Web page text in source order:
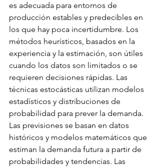
es adecuada para entornos de
producción estables y predecibles en
los que hay poca incertidumbre. Los
métodos heurísticos, basados en la
experiencia y la estimación, son útiles
cuando los datos son limitados o se
requieren decisiones rápidas. Las
técnicas estocásticas utilizan modelos
estadísticos y distribuciones de
probabilidad para prever la demanda.
Las previsiones se basan en datos
históricos y modelos matemáticos que
estiman la demanda futura a partir de
probabilidades y tendencias. Las